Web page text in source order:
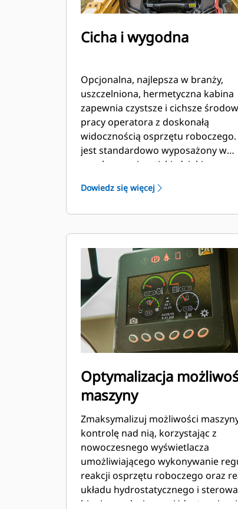
Cicha i wygodna
Opcjonalna, najlepsza w branży,
uszczelniona, hermetyczna kabina
zapewnia czystsze i cichsze
pracy operatora z doskonałą
widocznością osprzętu roboczego. Fotel
jest standardowo wyposażony w
regulowane joysticki, dzięki czemu
branżowego lidera w dziedzinie
Dowiedz się więcej
Optymalizacja
maszyny
Zmaksymalizuj możliwości
kontrolę nad nią, korzystając z
nowoczesnego wyświetlacza
umożliwiającego wykonywanie
reakcji osprzętu roboczego oraz
układu hydrostatycznego i
biegiem pełzającym. Udostępnia